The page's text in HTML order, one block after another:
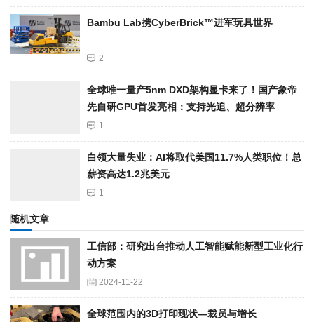
Bambu Lab携Cyber​​Brick™进军玩具世界
2
全球唯一量产5nm DXD架构显卡来了！国产象帝
先自研GPU首发亮相：支持光追、超分辨率
1
白领大量失业：AI将取代美国11.7%人类职位！总
薪资高达1.2兆美元
1
随机文章
工信部：研究出台推动人工智能赋能新型工业化行
动方案
2024-11-22
全球范围内的3D打印现状—裁员与增长